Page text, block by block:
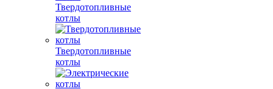
Твердотопливные
котлы
Твердотопливные
котлы